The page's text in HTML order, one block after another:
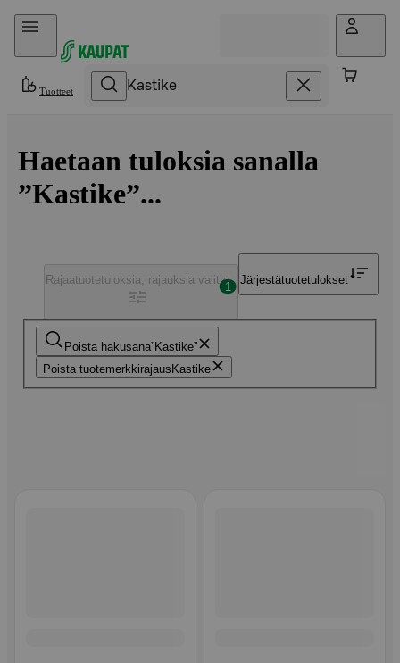
Hyppää sisältöön
Tuotteet
Haetaan tuloksia sanalla
”Kastike”...
Poista hakusana Kastike
Poista tuotemerkkirajaus Kastike
Rajaatuotetuloksia, rajauksia valittu
1
Järjestätuotetulokset